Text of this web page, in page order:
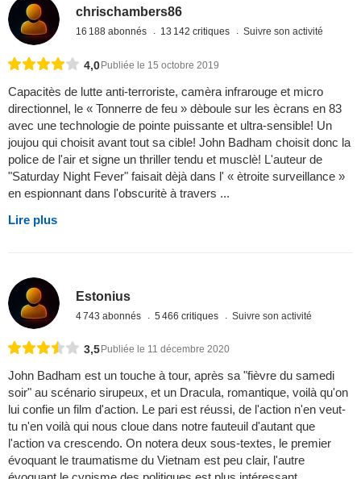
chrischambers86
16 188 abonnés 13 142 critiques Suivre son activité
4,0 Publiée le 15 octobre 2019
Capacitès de lutte anti-terroriste, camèra infrarouge et micro
directionnel, le « Tonnerre de feu » dèboule sur les ècrans en 83
avec une technologie de pointe puissante et ultra-sensible! Un
joujou qui choisit avant tout sa cible! John Badham choisit donc la
police de l'air et signe un thriller tendu et musclè! L'auteur de
"Saturday Night Fever" faisait dèjà dans l' « ètroite surveillance »
en espionnant dans l'obscuritè à travers ...
Lire plus
Estonius
4 743 abonnés 5 466 critiques Suivre son activité
3,5 Publiée le 11 décembre 2020
John Badham est un touche à tour, après sa "fièvre du samedi
soir" au scénario sirupeux, et un Dracula, romantique, voilà qu'on
lui confie un film d'action. Le pari est réussi, de l'action n'en veut-
tu n'en voilà qui nous cloue dans notre fauteuil d'autant que
l'action va crescendo. On notera deux sous-textes, le premier
évoquant le traumatisme du Vietnam est peu clair, l'autre